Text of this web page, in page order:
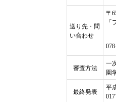
送り先・問
い合わせ
〒
審査方法
一
園
最終発表
平